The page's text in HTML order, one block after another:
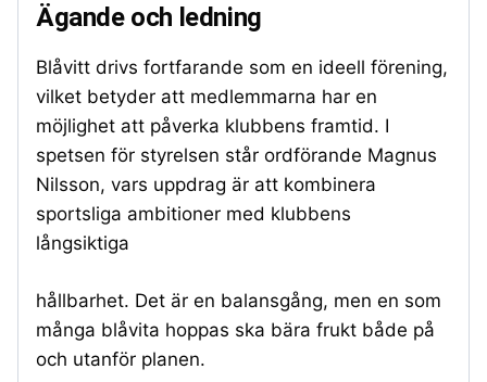
Ägande och ledning
Blåvitt drivs fortfarande som en ideell förening,
vilket betyder att medlemmarna har en
möjlighet att påverka klubbens framtid. I
spetsen för styrelsen står ordförande Magnus
Nilsson, vars uppdrag är att kombinera
sportsliga ambitioner med klubbens
långsiktiga
hållbarhet. Det är en balansgång, men en som
många blåvita hoppas ska bära frukt både på
och utanför planen.